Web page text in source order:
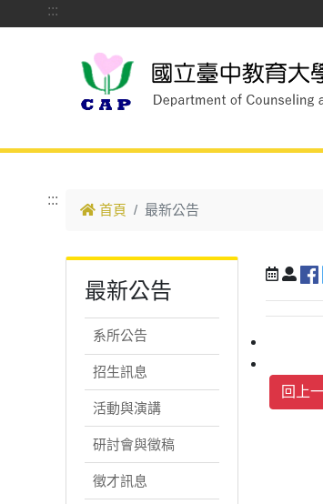
:::
跳到主要內容
:::
首頁 最新公告
最新公告
系所公告
招生訊息
活動與演講
研討會與徵稿
徵才訊息